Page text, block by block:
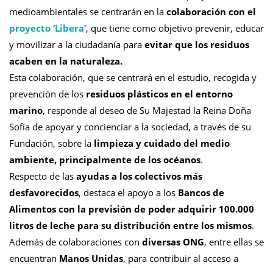
medioambientales se centrarán en la colaboración con el
proyecto ‘Libera’, que tiene como objetivo prevenir, educar
y movilizar a la ciudadanía para evitar que los residuos
acaben en la naturaleza.
Esta colaboración, que se centrará en el estudio, recogida y
prevención de los residuos plásticos en el entorno
marino, responde al deseo de Su Majestad la Reina Doña
Sofía de apoyar y concienciar a la sociedad, a través de su
Fundación, sobre la limpieza y cuidado del medio
ambiente, principalmente de los océanos.
Respecto de las ayudas a los colectivos más
desfavorecidos, destaca el apoyo a los Bancos de
Alimentos con la previsión de poder adquirir 100.000
litros de leche para su distribución entre los mismos.
Además de colaboraciones con diversas ONG, entre ellas se
encuentran Manos Unidas, para contribuir al acceso a